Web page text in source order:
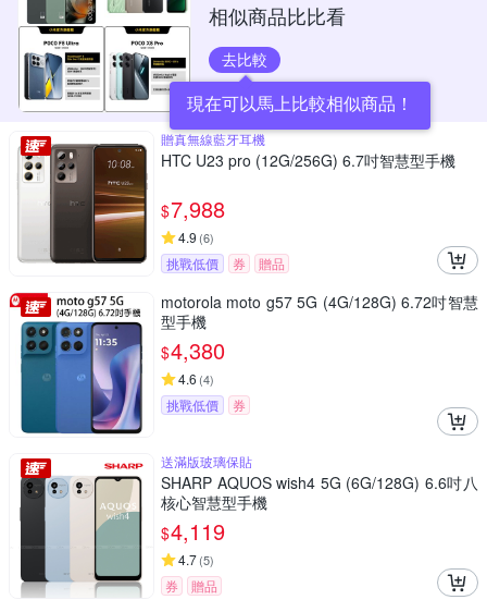
相似商品比比看
去比較
現在可以馬上比較相似商品！
贈真無線藍牙耳機
HTC U23 pro (12G/256G) 6.7吋智慧型手機
$7,988
4.9 (6)
挑戰低價 券 贈品
motorola moto g57 5G (4G/128G) 6.72吋智慧
型手機
$4,380
4.6 (4)
挑戰低價 券
送滿版玻璃保貼
SHARP AQUOS wish4 5G (6G/128G) 6.6吋八
核心智慧型手機
$4,119
4.7(5)
券
贈品